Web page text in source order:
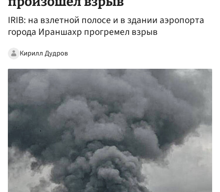
IRIB: на взлетной полосе и в здании аэропорта
города Ираншахр прогремел взрыв
Кирилл Дудров